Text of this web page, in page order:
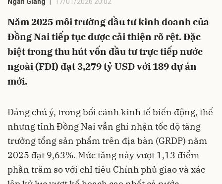
Năm 2025 môi trường đầu tư kinh doanh của
Đồng Nai tiếp tục được cải thiện rõ rệt. Đặc
biệt trong thu hút vốn đầu tư trực tiếp nước
ngoài (FDI) đạt 3,279 tỷ USD với 189 dự án
mới.
Đáng chú ý, trong bối cảnh kinh tế biến động, thế
nhưng tỉnh Đồng Nai vẫn ghi nhận tốc độ tăng
trưởng tổng sản phẩm trên địa bàn (GRDP) năm
2025 đạt 9,63%. Mức tăng này vượt 1,13 điểm
phần trăm so với chỉ tiêu Chính phủ giao và xác
Hủy